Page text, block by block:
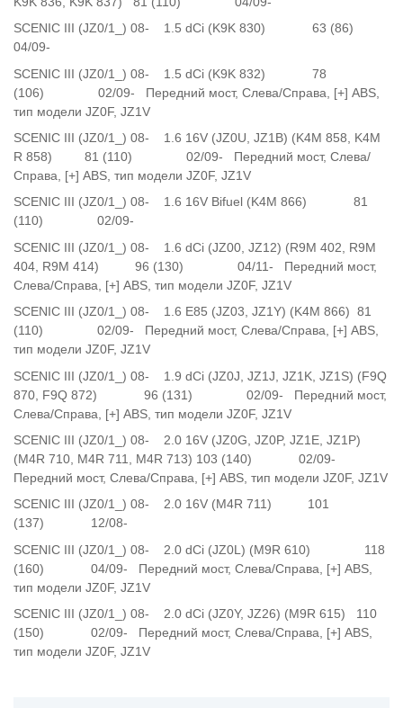
SCENIC III (JZ0/1_) 08- 1.5 dCi (K9K 830) 63 (86)
04/09-
SCENIC III (JZ0/1_) 08- 1.5 dCi (K9K 832) 78
(106) 02/09- Передний мост, Слева/Справа, [+] ABS,
тип модели JZ0F, JZ1V
SCENIC III (JZ0/1_) 08- 1.6 16V (JZ0U, JZ1B) (K4M 858, K4M
R 858) 81 (110) 02/09- Передний мост, Слева/
Справа, [+] ABS, тип модели JZ0F, JZ1V
SCENIC III (JZ0/1_) 08- 1.6 16V Bifuel (K4M 866) 81
(110) 02/09-
SCENIC III (JZ0/1_) 08- 1.6 dCi (JZ00, JZ12) (R9M 402, R9M
404, R9M 414) 96 (130) 04/11- Передний мост,
Слева/Справа, [+] ABS, тип модели JZ0F, JZ1V
SCENIC III (JZ0/1_) 08- 1.6 E85 (JZ03, JZ1Y) (K4M 866) 81
(110) 02/09- Передний мост, Слева/Справа, [+] ABS,
тип модели JZ0F, JZ1V
SCENIC III (JZ0/1_) 08- 1.9 dCi (JZ0J, JZ1J, JZ1K, JZ1S) (F9Q
870, F9Q 872) 96 (131) 02/09- Передний мост,
Слева/Справа, [+] ABS, тип модели JZ0F, JZ1V
SCENIC III (JZ0/1_) 08- 2.0 16V (JZ0G, JZ0P, JZ1E, JZ1P)
(M4R 710, M4R 711, M4R 713) 103 (140) 02/09-
Передний мост, Слева/Справа, [+] ABS, тип модели JZ0F, JZ1V
SCENIC III (JZ0/1_) 08- 2.0 16V (M4R 711) 101
(137) 12/08-
SCENIC III (JZ0/1_) 08- 2.0 dCi (JZ0L) (M9R 610) 118
(160) 04/09- Передний мост, Слева/Справа, [+] ABS,
тип модели JZ0F, JZ1V
SCENIC III (JZ0/1_) 08- 2.0 dCi (JZ0Y, JZ26) (M9R 615) 110
(150) 02/09- Передний мост, Слева/Справа, [+] ABS,
тип модели JZ0F, JZ1V